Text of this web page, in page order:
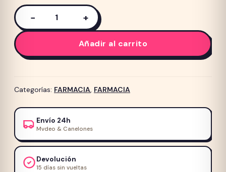
Cardial
B
5mg
20
cantidad
− +
Añadir al carrito
Categorías: FARMACIA FARMACIA
Envío 24h
Mvdeo & Canelones
Devolución
15 días sin vueltas